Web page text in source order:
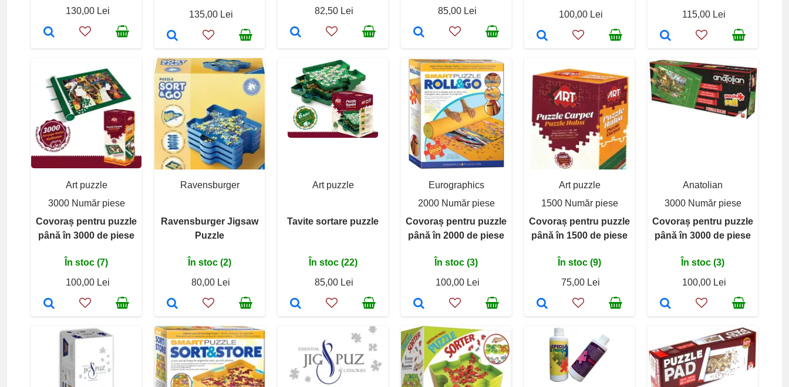
130,00 Lei
135,00 Lei
82,50 Lei
85,00 Lei
100,00 Lei
115,00 Lei
Art puzzle
3000 Număr piese
Covoraș pentru puzzle
până în 3000 de piese
În stoc (7)
100,00 Lei
Ravensburger
Ravensburger Jigsaw
Puzzle
În stoc (2)
80,00 Lei
Art puzzle
Tavite sortare puzzle
În stoc (22)
85,00 Lei
Eurographics
2000 Număr piese
Covoraș pentru puzzle
până în 2000 de piese
În stoc (3)
100,00 Lei
Art puzzle
1500 Număr piese
Covoraș pentru puzzle
până în 1500 de piese
În stoc (9)
75,00 Lei
Anatolian
3000 Număr piese
Covoraș pentru puzzle
până în 3000 de piese
În stoc (3)
100,00 Lei